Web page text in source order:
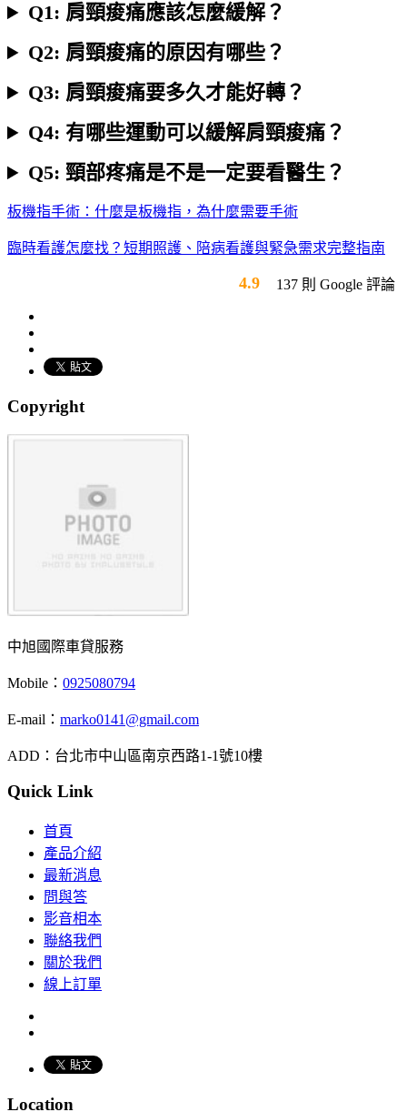
Q1: 肩頸痠痛應該怎麼緩解？
Q2: 肩頸痠痛的原因有哪些？
Q3: 肩頸痠痛要多久才能好轉？
Q4: 有哪些運動可以緩解肩頸痠痛？
Q5: 頸部疼痛是不是一定要看醫生？
板機指手術：什麼是板機指，為什麼需要手術
臨時看護怎麼找？短期照護、陪病看護與緊急需求完整指南
4.9 137 則 Google 評論
Copyright
中旭國際車貸服務
Mobile： 0925080794
E-mail： marko0141@gmail.com
ADD：台北市中山區南京西路1-1號10樓
Quick Link
首頁
產品介紹
最新消息
問與答
影音相本
聯絡我們
關於我們
線上訂單
Location